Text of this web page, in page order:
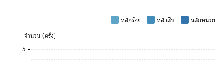
หลักร้อย หลักสิบ
หลักหน่วย
จำนวน (ครั้ง)
5